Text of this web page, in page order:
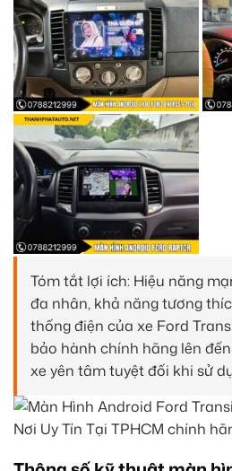
Tóm tắt lợi ích: Hiệu năng
đa nhân, khả năng tương
thống điện của xe Ford
bảo hành chính hãng lên
xe yên tâm tuyệt đối khi sử